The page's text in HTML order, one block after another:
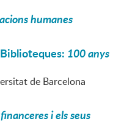
humanes
100 anys
de Barcelona
i els seus